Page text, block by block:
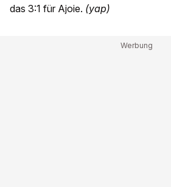
das 3:1 für Ajoie. (yap)